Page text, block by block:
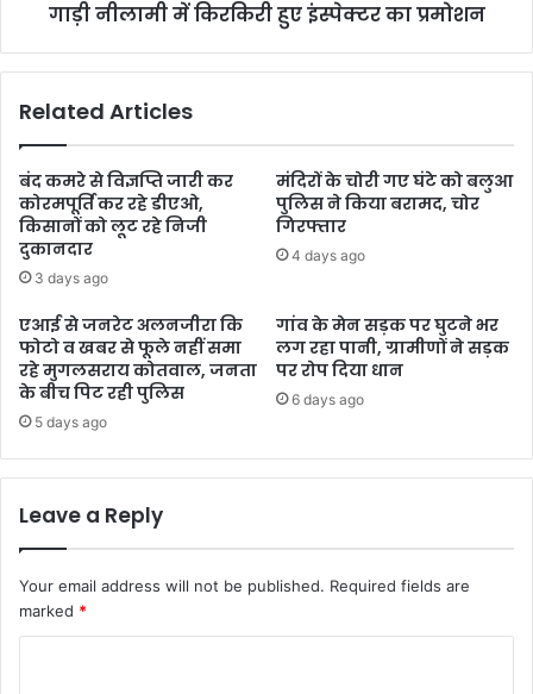
गाड़ी नीलामी में किरकिरी हुए इंस्पेक्टर का प्रमोशन
Related Articles
बंद कमरे से विज्ञप्ति जारी कर
कोरमपूर्ति कर रहे डीएओ,
किसानों को लूट रहे निजी
दुकानदार
3 days ago
मंदिरों के चोरी गए घंटे को बलुआ
पुलिस ने किया बरामद, चोर
गिरफ्तार
4 days ago
एआई से जनरेट अलनजीरा कि
फोटो व खबर से फूले नहीं समा
रहे मुगलसराय कोतवाल, जनता
के बीच पिट रही पुलिस
5 days ago
गांव के मेन सड़क पर घुटने भर
लग रहा पानी, ग्रामीणों ने सड़क
पर रोप दिया धान
6 days ago
Leave a Reply
Your email address will not be published. Required fields are
marked *